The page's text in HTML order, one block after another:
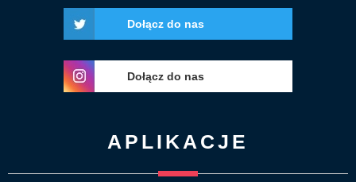
Dołącz do nas
Dołącz do nas
APLIKACJE